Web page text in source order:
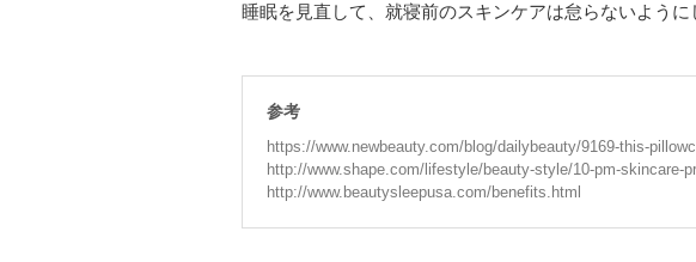
睡眠を見直して、就寝前のスキンケアは怠らないように
参考
https://www.newbeauty.com/blog/dailybeauty/9169-this-
http://www.shape.com/lifestyle/beauty-style/10-pm-skincare-
http://www.beautysleepusa.com/benefits.html